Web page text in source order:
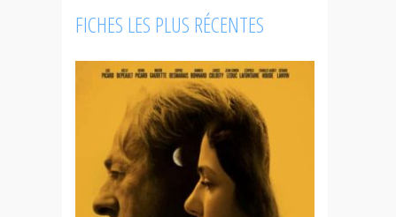
FICHES LES PLUS RÉCENTES